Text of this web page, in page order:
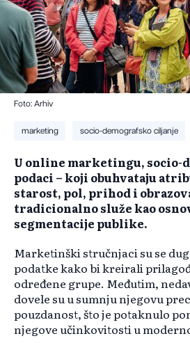
Foto: Arhiv
marketing socio-demografsko ciljanje
U online marketingu, socio-
podaci – koji obuhvataju
starost, pol, prihod i
tradicionalno služe kao
segmentacije publike.
Marketinški stručnjaci su se
podatke kako bi kreirali
određene grupe. Međutim,
dovele su u sumnju njegovu
pouzdanost, što je potaknulo
njegove učinkovitosti u